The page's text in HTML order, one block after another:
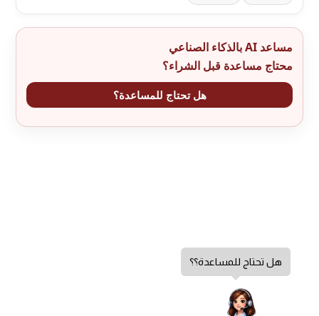
مساعد AI بالذكاء الصناعي
محتاج مساعدة قبل الشراء؟
هل تحتاج للمساعدة؟
هل تحتاج للمساعدة؟؟